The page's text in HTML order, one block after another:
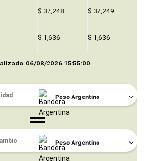
$ 37,248 $ 37,249
$ 1,636 $ 1,636
06/08/2026 15:55:00